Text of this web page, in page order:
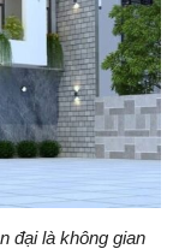
đại là không gian